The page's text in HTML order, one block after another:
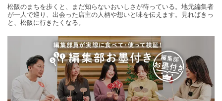
松阪のまちを歩くと、まだ知らないおいしさが待っている。地元編集者
が一人で巡り、出会った店主の人柄や想いと味を伝えます。見ればきっ
と、松阪に行きたくなる。